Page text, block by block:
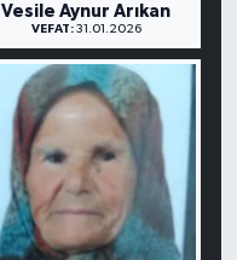
Vesile Aynur Arıkan
VEFAT:31.01.2026